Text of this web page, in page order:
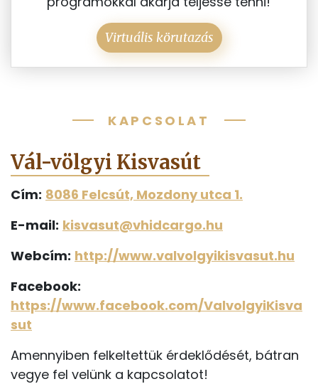
Virtuális körutazás
KAPCSOLAT
Vál-völgyi Kisvasút
Cím: 8086 Felcsút, Mozdony utca 1.
E-mail: kisvasut@vhidcargo.hu
Webcím: http://www.valvolgyikisvasut.hu
Facebook:
https://www.facebook.com/ValvolgyiKisva
sut
Amennyiben felkeltettük érdeklődését, bátran
vegye fel velünk a kapcsolatot!